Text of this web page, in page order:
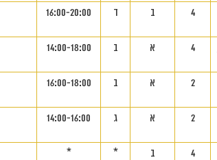
4 ב ד 16:00-20:00
4 א ב 14:00-18:00
2 א ב 16:00-18:00
2 א ג 14:00-16:00
4 ב *
*